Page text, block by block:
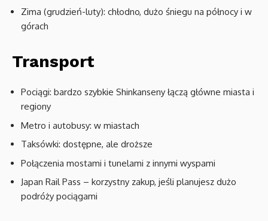
Zima (grudzień-luty): chłodno, dużo śniegu na północy i w
górach
Transport
Pociągi: bardzo szybkie Shinkanseny łączą główne miasta i
regiony
Metro i autobusy: w miastach
Taksówki: dostępne, ale droższe
Połączenia mostami i tunelami z innymi wyspami
Japan Rail Pass – korzystny zakup, jeśli planujesz dużo
podróży pociągami